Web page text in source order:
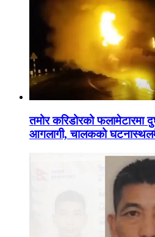
तमोर करिडोरको फलामेटारमा
आगलागी, चालकको